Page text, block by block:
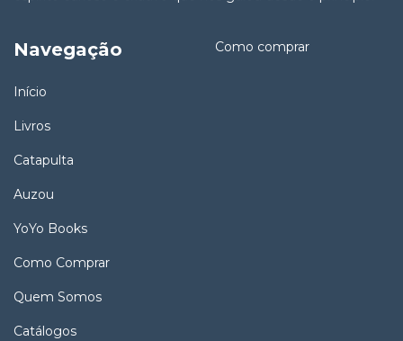
Navegação
Início
Livros
Catapulta
Auzou
YoYo Books
Como Comprar
Quem Somos
Catálogos
Como comprar